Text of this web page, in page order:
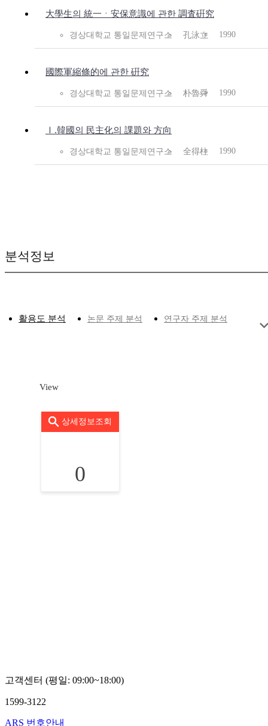
大學生의 統一ㆍ安保意識에 관한 調査硏究
경상대학교 통일문제연구소 孔泳立 1990
國際軍縮條的에 관한 硏究
경상대학교 통일문제연구소 朴魯舜 1990
Ⅰ.韓國의 民主化의 課題와 方向
경상대학교 통일문제연구소 全得柱 1990
분석정보
활용도 분석 논문 주제 분석 연구자 주제 분석
View
상세정보조회
0
고객센터 (평일: 09:00~18:00)
1599-3122
ARS 번호안내